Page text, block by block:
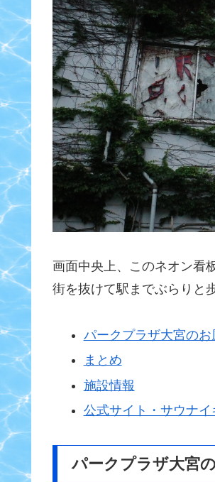
画面中央上、このネオン看
街を抜けて駅までぶらりと
パークプラザ大宮の
まとめ
施設情報
公式サイト・サウナイ
パークプラザ大宮